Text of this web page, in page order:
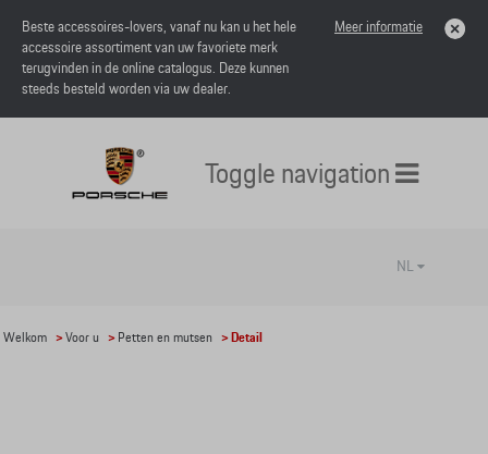
Beste accessoires-lovers, vanaf nu kan u het hele
accessoire assortiment van uw favoriete merk
terugvinden in de online catalogus. Deze kunnen
steeds besteld worden via uw dealer.
Meer informatie
Toggle navigation
NL
Welkom >Voor u > Petten en mutsen > Detail